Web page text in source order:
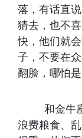
落，有话直
猜去，也不
快，他们就
子，不要在
翻脸，哪怕
和金牛座
浪费粮食、